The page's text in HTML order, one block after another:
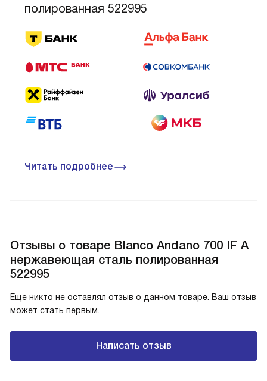
полированная 522995
Читать подробнее
Отзывы о товаре Blanco Andano 700 IF A
нержавеющая сталь полированная
522995
Еще никто не оставлял отзыв о данном товаре. Ваш отзыв
может стать первым.
Написать отзыв